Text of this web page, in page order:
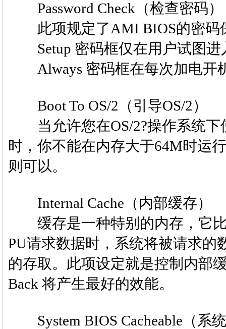
Password Check（检查密码）
此项规定了AMI BIOS的密码
Setup 密码框仅在用户试图进
Always 密码框在每次加电开
Boot To OS/2（引导OS/2）
当允许您在OS/2?操作系统下
时，你不能在内存大于64M时运
则可以。
Internal Cache（内部缓存）
缓存是一种特别的内存，它比
PU请求数据时，系统将被请求的
的存取。此项设定就是控制内部
Back 将产生最好的效能。
System BIOS Cacheable（系